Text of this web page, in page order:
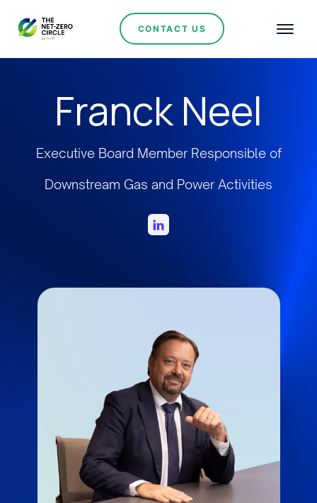
CONTACT US
Franck Neel
Executive Board Member Responsible of
Downstream Gas and Power Activities